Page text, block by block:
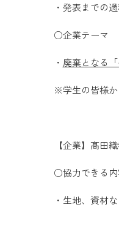
・発表までの
○企業テーマ
・ 廃棄となる
※学生の皆様か
【企業】髙田
○協力できる
・生地、資材